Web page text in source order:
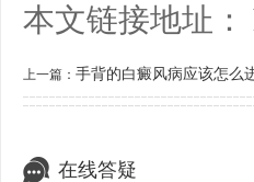
本文链接地址：
上一篇： 手背的白癜风病应该怎么
在线答疑